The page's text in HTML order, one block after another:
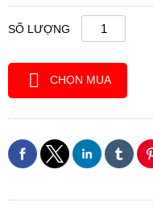
SỐ LƯỢNG
CHỌN MUA